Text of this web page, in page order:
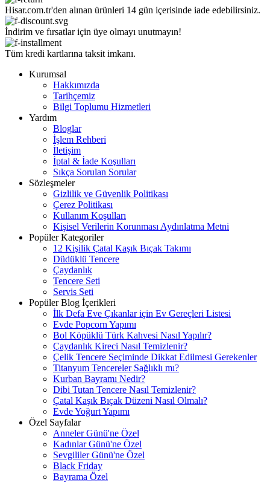
Hisar.com.tr'den alınan ürünleri 14 gün içerisinde iade edebilirsiniz.
İndirim ve fırsatlar için üye olmayı unutmayın!
Tüm kredi kartlarına taksit imkanı.
Kurumsal
Hakkımızda
Tarihçemiz
Bilgi Toplumu Hizmetleri
Yardım
Bloglar
İşlem Rehberi
İletişim
İptal & İade Koşulları
Sıkça Sorulan Sorular
Sözleşmeler
Gizlilik ve Güvenlik Politikası
Çerez Politikası
Kullanım Koşulları
Kişisel Verilerin Korunması Aydınlatma Metni
Popüler Kategoriler
12 Kişilik Çatal Kaşık Bıçak Takımı
Düdüklü Tencere
Çaydanlık
Tencere Seti
Servis Seti
Popüler Blog İçerikleri
İlk Defa Eve Çıkanlar için Ev Gereçleri Listesi
Evde Popcorn Yapımı
Bol Köpüklü Türk Kahvesi Nasıl Yapılır?
Çaydanlık Kireci Nasıl Temizlenir?
Çelik Tencere Seçiminde Dikkat Edilmesi Gerekenler
Titanyum Tencereler Sağlıklı mı?
Kurban Bayramı Nedir?
Dibi Tutan Tencere Nasıl Temizlenir?
Çatal Kaşık Bıçak Düzeni Nasıl Olmalı?
Evde Yoğurt Yapımı
Özel Sayfalar
Anneler Günü'ne Özel
Kadınlar Günü'ne Özel
Sevgililer Günü'ne Özel
Black Friday
Bayrama Özel